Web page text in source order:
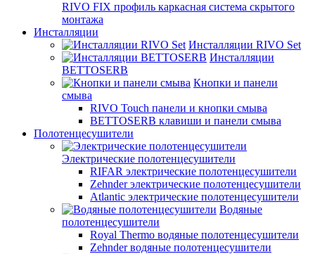
RIVO FIX профиль каркасная система скрытого
монтажа
Инсталляции
Инсталляции RIVO Set
Инсталляции
BETTOSERB
Кнопки и панели
смыва
RIVO Touch панели и кнопки смыва
BETTOSERB клавиши и панели смыва
Полотенцесушители
Электрические полотенцесушители
RIFAR электрические полотенцесушители
Zehnder электрические полотенцесушители
Atlantic электрические полотенцесушители
Водяные
полотенцесушители
Royal Thermo водяные полотенцесушители
Zehnder водяные полотенцесушители